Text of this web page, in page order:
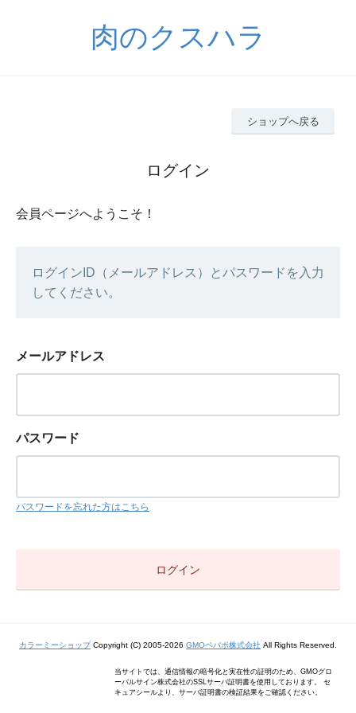
肉のクスハラ
ショップへ戻る
ログイン
会員ページへようこそ！
ログインID（メールアドレス）とパスワードを入力
してください。
メールアドレス
パスワード
パスワードを忘れた方はこちら
カラーミーショップCopyright (C) 2005-2026 GMOペパボ株式会社 All Rights Reserved.
当サイトでは、通信情報の暗号化と実在性の証明のため、GMOグロ
ーバルサイン株式会社のSSLサーバ証明書を使用しております。 セ
キュアシールより、サーバ証明書の検証結果をご確認ください。